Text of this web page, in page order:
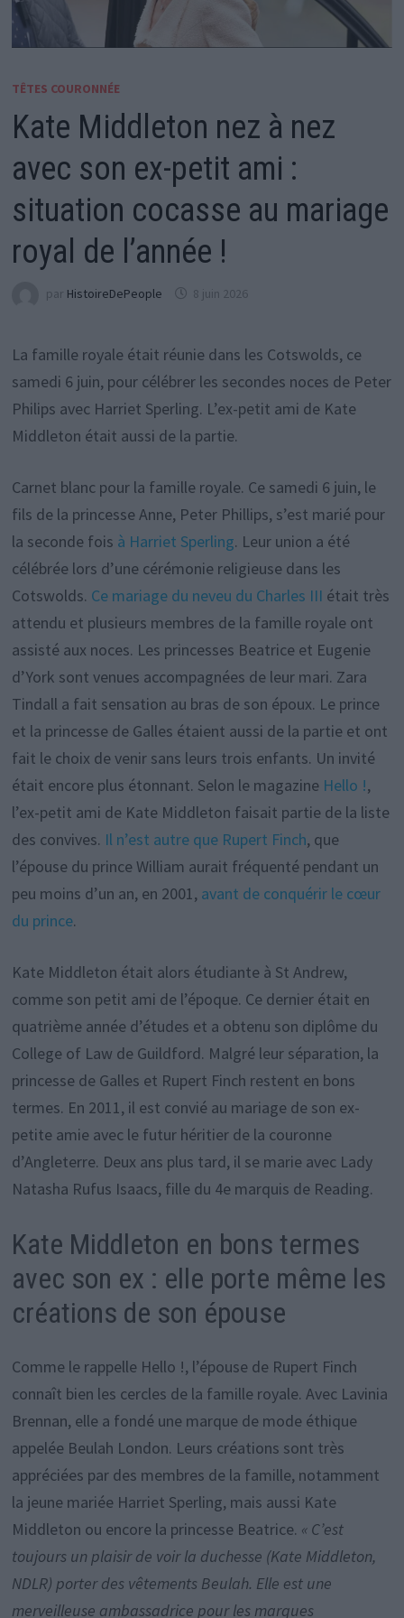
TÊTES COURONNÉE
Kate Middleton nez à nez
avec son ex-petit ami :
situation cocasse au mariage
royal de l’année !
par HistoireDePeople 8 juin 2026
La famille royale était réunie dans les Cotswolds, ce
samedi 6 juin, pour célébrer les secondes noces de Peter
Philips avec Harriet Sperling. L’ex-petit ami de Kate
Middleton était aussi de la partie.
Carnet blanc pour la famille royale. Ce samedi 6 juin, le
fils de la princesse Anne, Peter Phillips, s’est marié pour
la seconde fois à Harriet Sperling. Leur union a été
célébrée lors d’une cérémonie religieuse dans les
Cotswolds. Ce mariage du neveu du Charles III était très
attendu et plusieurs membres de la famille royale ont
assisté aux noces. Les princesses Beatrice et Eugenie
d’York sont venues accompagnées de leur mari. Zara
Tindall a fait sensation au bras de son époux. Le prince
et la princesse de Galles étaient aussi de la partie et ont
fait le choix de venir sans leurs trois enfants. Un invité
était encore plus étonnant. Selon le magazine Hello !,
l’ex-petit ami de Kate Middleton faisait partie de la liste
des convives. Il n’est autre que Rupert Finch, que
l’épouse du prince William aurait fréquenté pendant un
peu moins d’un an, en 2001, avant de conquérir le cœur
du prince.
Kate Middleton était alors étudiante à St Andrew,
comme son petit ami de l’époque. Ce dernier était en
quatrième année d’études et a obtenu son diplôme du
College of Law de Guildford. Malgré leur séparation, la
princesse de Galles et Rupert Finch restent en bons
termes. En 2011, il est convié au mariage de son ex-
petite amie avec le futur héritier de la couronne
d’Angleterre. Deux ans plus tard, il se marie avec Lady
Natasha Rufus Isaacs, fille du 4e marquis de Reading.
Kate Middleton en bons termes
avec son ex : elle porte même les
créations de son épouse
Comme le rappelle Hello !, l’épouse de Rupert Finch
connaît bien les cercles de la famille royale. Avec Lavinia
Brennan, elle a fondé une marque de mode éthique
appelée Beulah London. Leurs créations sont très
appréciées par des membres de la famille, notamment
la jeune mariée Harriet Sperling, mais aussi Kate
Middleton ou encore la princesse Beatrice. « C’est
toujours un plaisir de voir la duchesse (Kate Middleton,
NDLR) porter des vêtements Beulah. Elle est une
merveilleuse ambassadrice pour les marques